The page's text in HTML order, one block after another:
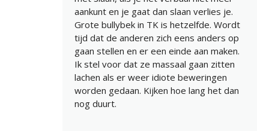
aankunt en je gaat dan slaan verlies je.
Grote bullybek in TK is hetzelfde. Wordt
tijd dat de anderen zich eens anders op
gaan stellen en er een einde aan maken.
Ik stel voor dat ze massaal gaan zitten
lachen als er weer idiote beweringen
worden gedaan. Kijken hoe lang het dan
nog duurt.